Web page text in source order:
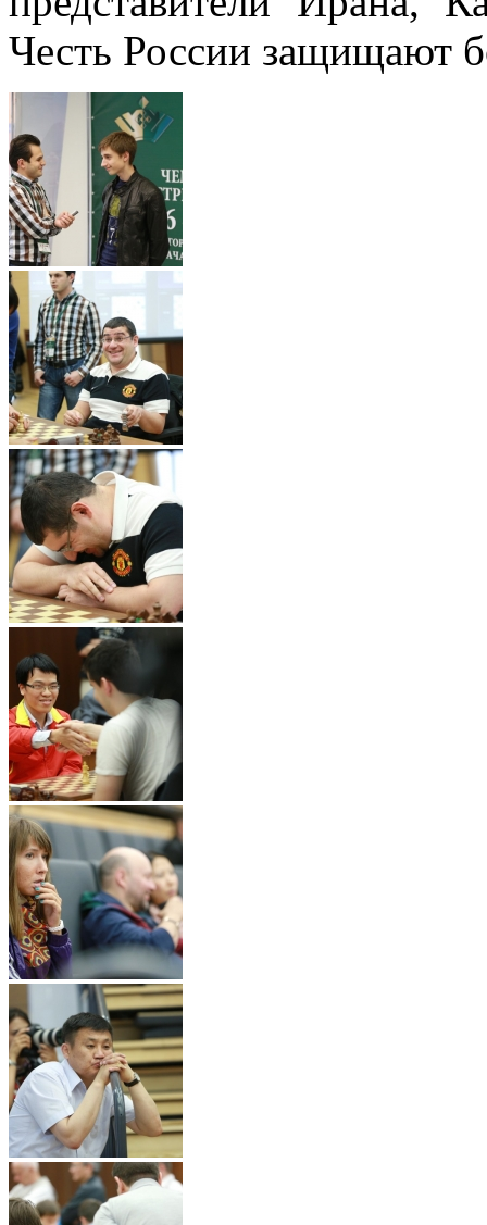
Честь России защищают